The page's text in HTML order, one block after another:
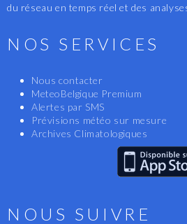
du réseau en temps réel et des
NOS SERVICES
Nous contacter
MeteoBelgique Premium
Alertes par SMS
Prévisions météo sur mesure
Archives Climatologiques
NOUS SUIVRE